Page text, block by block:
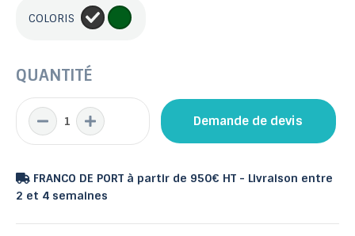
COLORIS
QUANTITÉ
Demande de devis
FRANCO DE PORT à partir de 950€ HT - Livraison entre
2 et 4 semaines